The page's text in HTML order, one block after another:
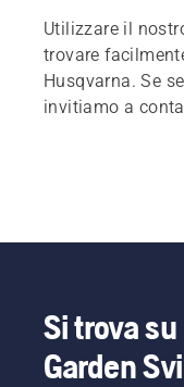
Utilizzare il
trovare
Husqvarna. Se
invitiamo a
Si trova
Garden